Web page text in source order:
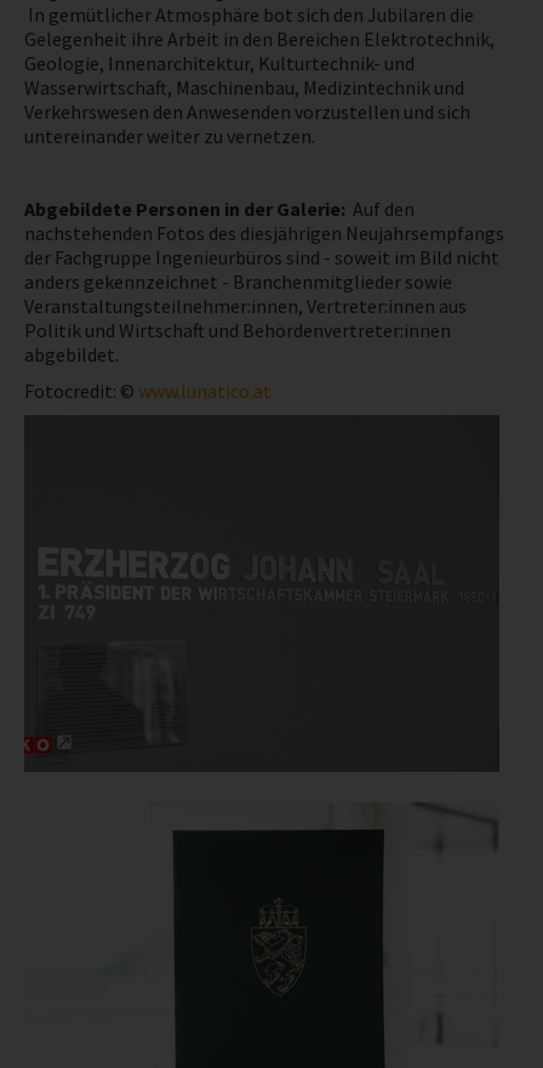
NEWS
PRÜFING
PRÜFING
In gemütlicher Atmosphäre bot sich den Jubilaren die
Gelegenheit ihre Arbeit in den Bereichen Elektrotechnik,
Geologie, Innenarchitektur, Kulturtechnik- und
Wasserwirtschaft, Maschinenbau, Medizintechnik und
Verkehrswesen den Anwesenden vorzustellen und sich
untereinander weiter zu vernetzen.
Abgebildete Personen in der Galerie: Auf den
nachstehenden Fotos des diesjährigen Neujahrsempfangs
der Fachgruppe Ingenieurbüros sind - soweit im Bild nicht
anders gekennzeichnet - Branchenmitglieder sowie
Veranstaltungsteilnehmer:innen, Vertreter:innen aus
Politik und Wirtschaft und Behördenvertreter:innen
abgebildet.
Fotocredit: © www.lunatico.at